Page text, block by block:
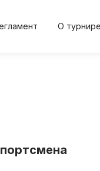
О турнире